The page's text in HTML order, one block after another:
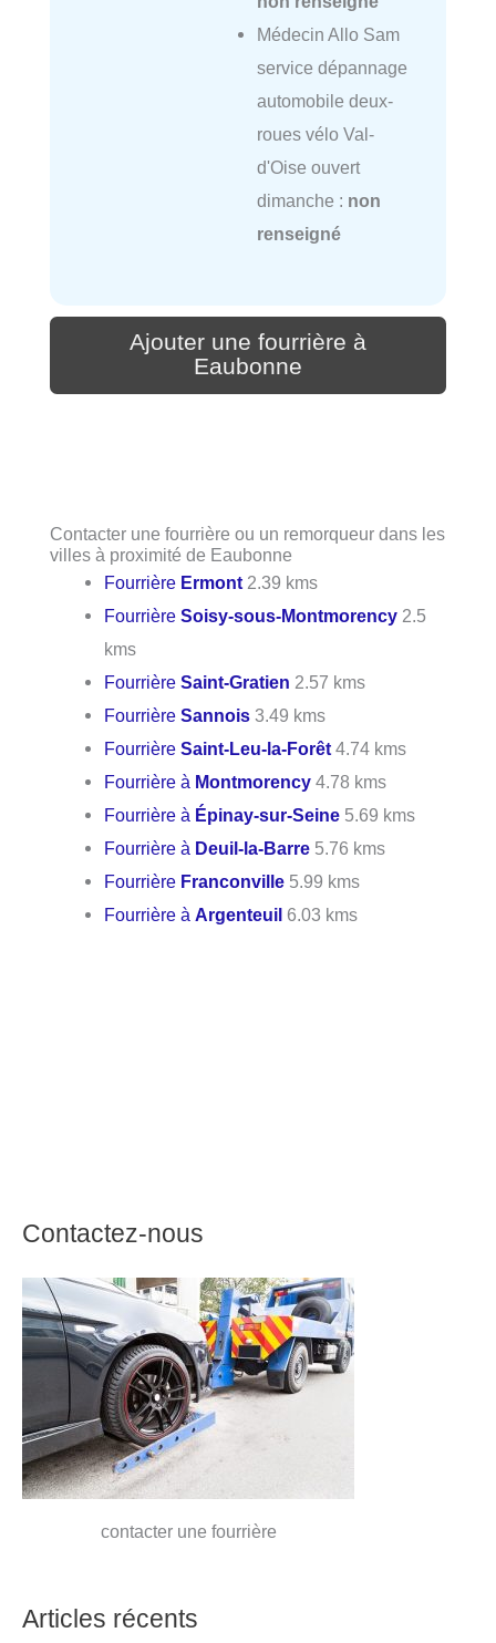
Médecin Allo Sam
service dépannage
automobile deux-
roues vélo Val-
d'Oise ouvert
dimanche : non
renseigné
Ajouter une fourrière à
Eaubonne
Contacter une fourrière ou un remorqueur dans les
villes à proximité de Eaubonne
Fourrière Ermont 2.39 kms
FourrièreSoisy-sous-Montmorency 2.5
kms
FourrièreSaint-Gratien 2.57 kms
FourrièreSannois 3.49 kms
FourrièreSaint-Leu-la-Forêt 4.74 kms
Fourrière à Montmorency 4.78 kms
Fourrière à Épinay-sur-Seine 5.69 kms
Fourrière à Deuil-la-Barre 5.76 kms
Fourrière Franconville 5.99 kms
Fourrière àArgenteuil 6.03 kms
Contactez-nous
contacter une fourrière
Articles récents